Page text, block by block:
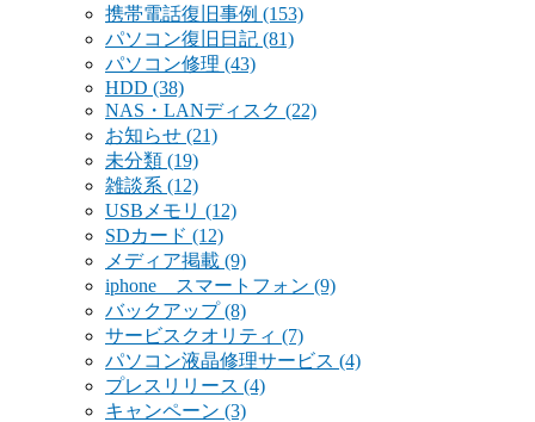
携帯電話復旧事例 (153)
パソコン復旧日記 (81)
パソコン修理 (43)
HDD (38)
NAS・LANディスク (22)
お知らせ (21)
未分類 (19)
雑談系 (12)
USBメモリ (12)
SDカード (12)
メディア掲載 (9)
iphone スマートフォン (9)
バックアップ(8)
サービスクオリティ (7)
パソコン液晶修理サービス (4)
プレスリリース (4)
キャンペーン (3)